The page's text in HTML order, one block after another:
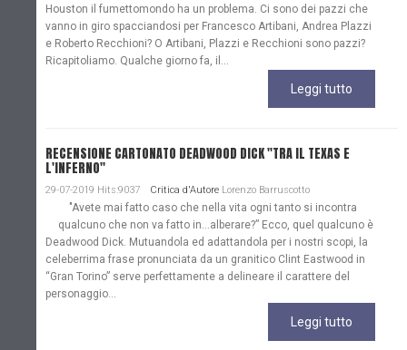
Houston il fumettomondo ha un problema. Ci sono dei pazzi che
vanno in giro spacciandosi per Francesco Artibani, Andrea Plazzi
e Roberto Recchioni? O Artibani, Plazzi e Recchioni sono pazzi?
Ricapitoliamo. Qualche giorno fa, il...
Leggi tutto
RECENSIONE CARTONATO DEADWOOD DICK "TRA IL TEXAS E
L'INFERNO"
29-07-2019 Hits:9037 Critica d'Autore Lorenzo Barruscotto
"Avete mai fatto caso che nella vita ogni tanto si incontra
qualcuno che non va fatto in…alberare?” Ecco, quel qualcuno è
Deadwood Dick. Mutuandola ed adattandola per i nostri scopi, la
celeberrima frase pronunciata da un granitico Clint Eastwood in
“Gran Torino” serve perfettamente a delineare il carattere del
personaggio...
Leggi tutto